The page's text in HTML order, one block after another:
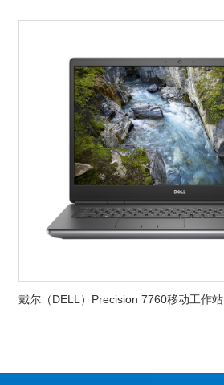
戴尔（DELL）Precision 7760移动工作站